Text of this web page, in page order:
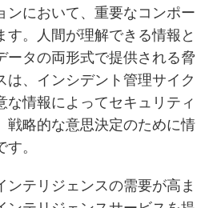
ンにおいて、重要なコンポー
す。人間が理解できる情報と
ータの両形式で提供される脅
は、インシデント管理サイク
な情報によってセキュリティ
戦略的な意思決定のために情
。
ンテリジェンスの需要が高ま